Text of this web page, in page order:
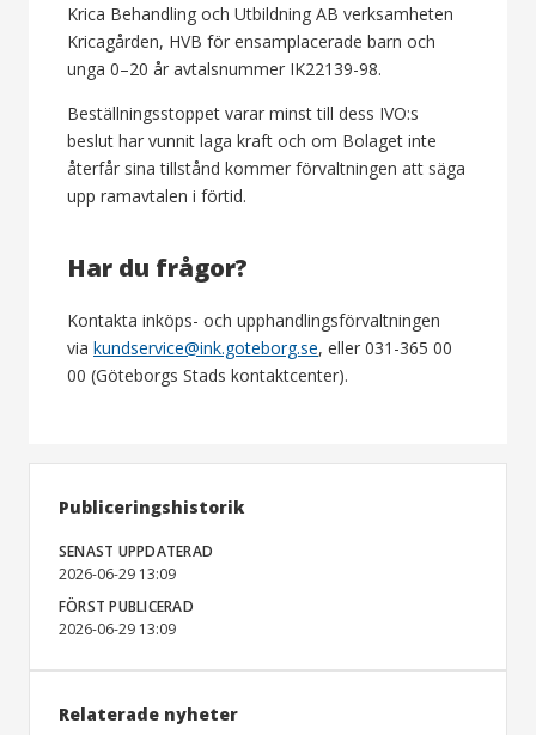
Krica Behandling och Utbildning AB verksamheten
Kricagården, HVB för ensamplacerade barn och
unga 0–20 år avtalsnummer IK22139-98.
Beställningsstoppet varar minst till dess IVO:s
beslut har vunnit laga kraft och om Bolaget inte
återfår sina tillstånd kommer förvaltningen att säga
upp ramavtalen i förtid.
Har du frågor?
Kontakta inköps- och upphandlingsförvaltningen
via kundservice@ink.goteborg.se, eller 031-365 00
00 (Göteborgs Stads kontaktcenter).
Publiceringshistorik
SENAST UPPDATERAD
2026-06-29 13:09
FÖRST PUBLICERAD
2026-06-29 13:09
Relaterade nyheter